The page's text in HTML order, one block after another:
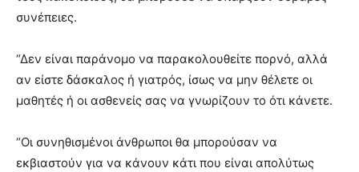
συνέπειες.
“Δεν είναι παράνομο να παρακολουθείτε πορνό, αλλά
αν είστε δάσκαλος ή γιατρός, ίσως να μην θέλετε οι
μαθητές ή οι ασθενείς σας να γνωρίζουν το ότι κάνετε.
“Οι συνηθισμένοι άνθρωποι θα μπορούσαν να
εκβιαστούν για να κάνουν κάτι που είναι απολύτως